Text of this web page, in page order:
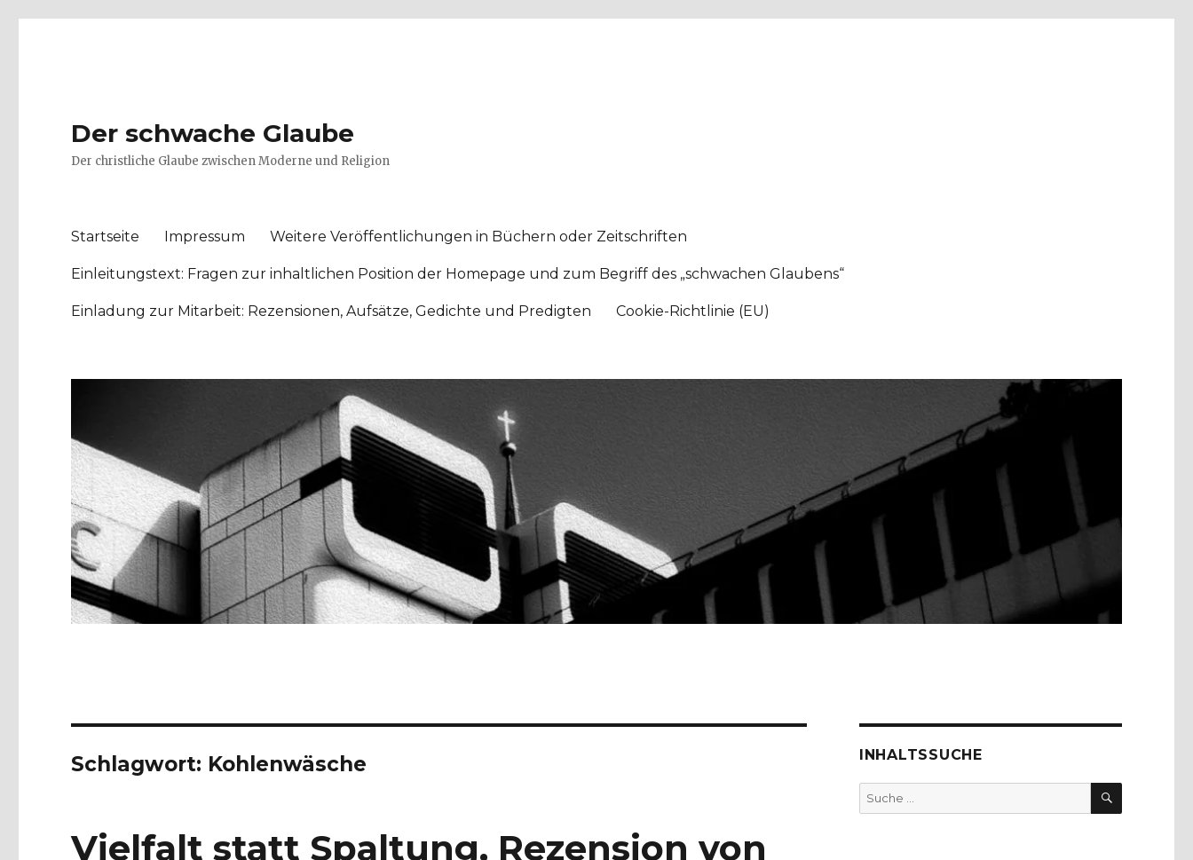
Der schwache Glaube
Der christliche Glaube zwischen Moderne und Religion
Startseite Impressum Weitere Veröffentlichungen in Büchern oder Zeitschriften
Einleitungstext: Fragen zur inhaltlichen Position der Homepage und zum Begriff des „schwachen Glaubens“
Einladung zur Mitarbeit: Rezensionen, Aufsätze, Gedichte und Predigten Cookie-Richtlinie (EU)
Schlagwort: Kohlenwäsche
Vielfalt statt Spaltung, Rezension von
INHALTSSUCHE
Suche
nach:
SUCHEN